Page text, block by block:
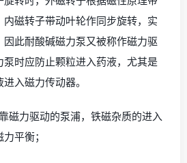
磁转子带动叶轮作同步旋转，实
此耐酸碱磁力泵又被称作磁力驱
时应防止颗粒进入药液，尤其是
入磁力传动器。
磁力驱动的泵浦，铁磁杂质的进入
平衡；